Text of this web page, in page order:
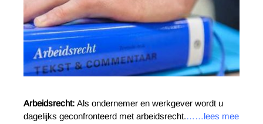
Arbeidsrecht:Als ondernemer en werkgever wordt u
dagelijks geconfronteerd met arbeidsrecht.……lees mee